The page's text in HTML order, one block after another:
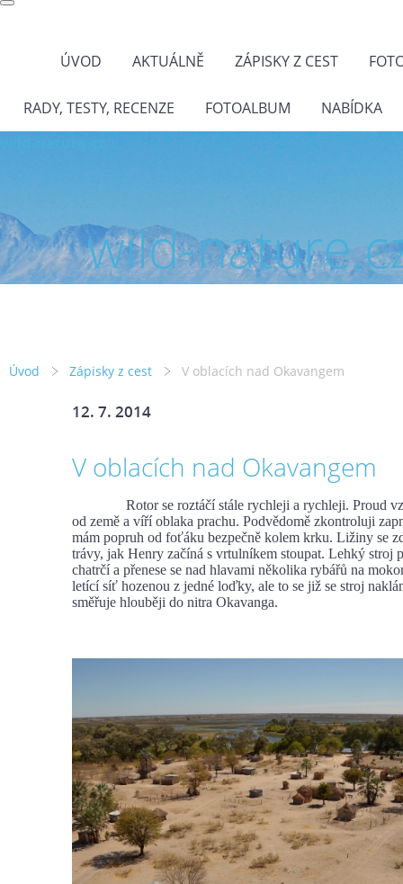
ÚVOD AKTUÁLNĚ ZÁPISKY Z CEST
RADY, TESTY, RECENZE FOTOALBUM NABÍDKA
wild-
Úvod Zápisky z cest V oblacích nad Okavangem
12. 7. 2014
V oblacích nad Okavangem
Rotor se roztáčí stále rychleji a rychleji. Proud
od země a víří oblaka prachu. Podvědomě zkontroluji
mám popruh od foťáku bezpečně kolem krku. Ližiny se
trávy, jak Henry začíná s vrtulníkem stoupat. Lehký stroj
chatrčí a přenese se nad hlavami několika rybářů na
letící síť hozenou z jedné loďky, ale to se již se stroj
směřuje hlouběji do nitra Okavanga.